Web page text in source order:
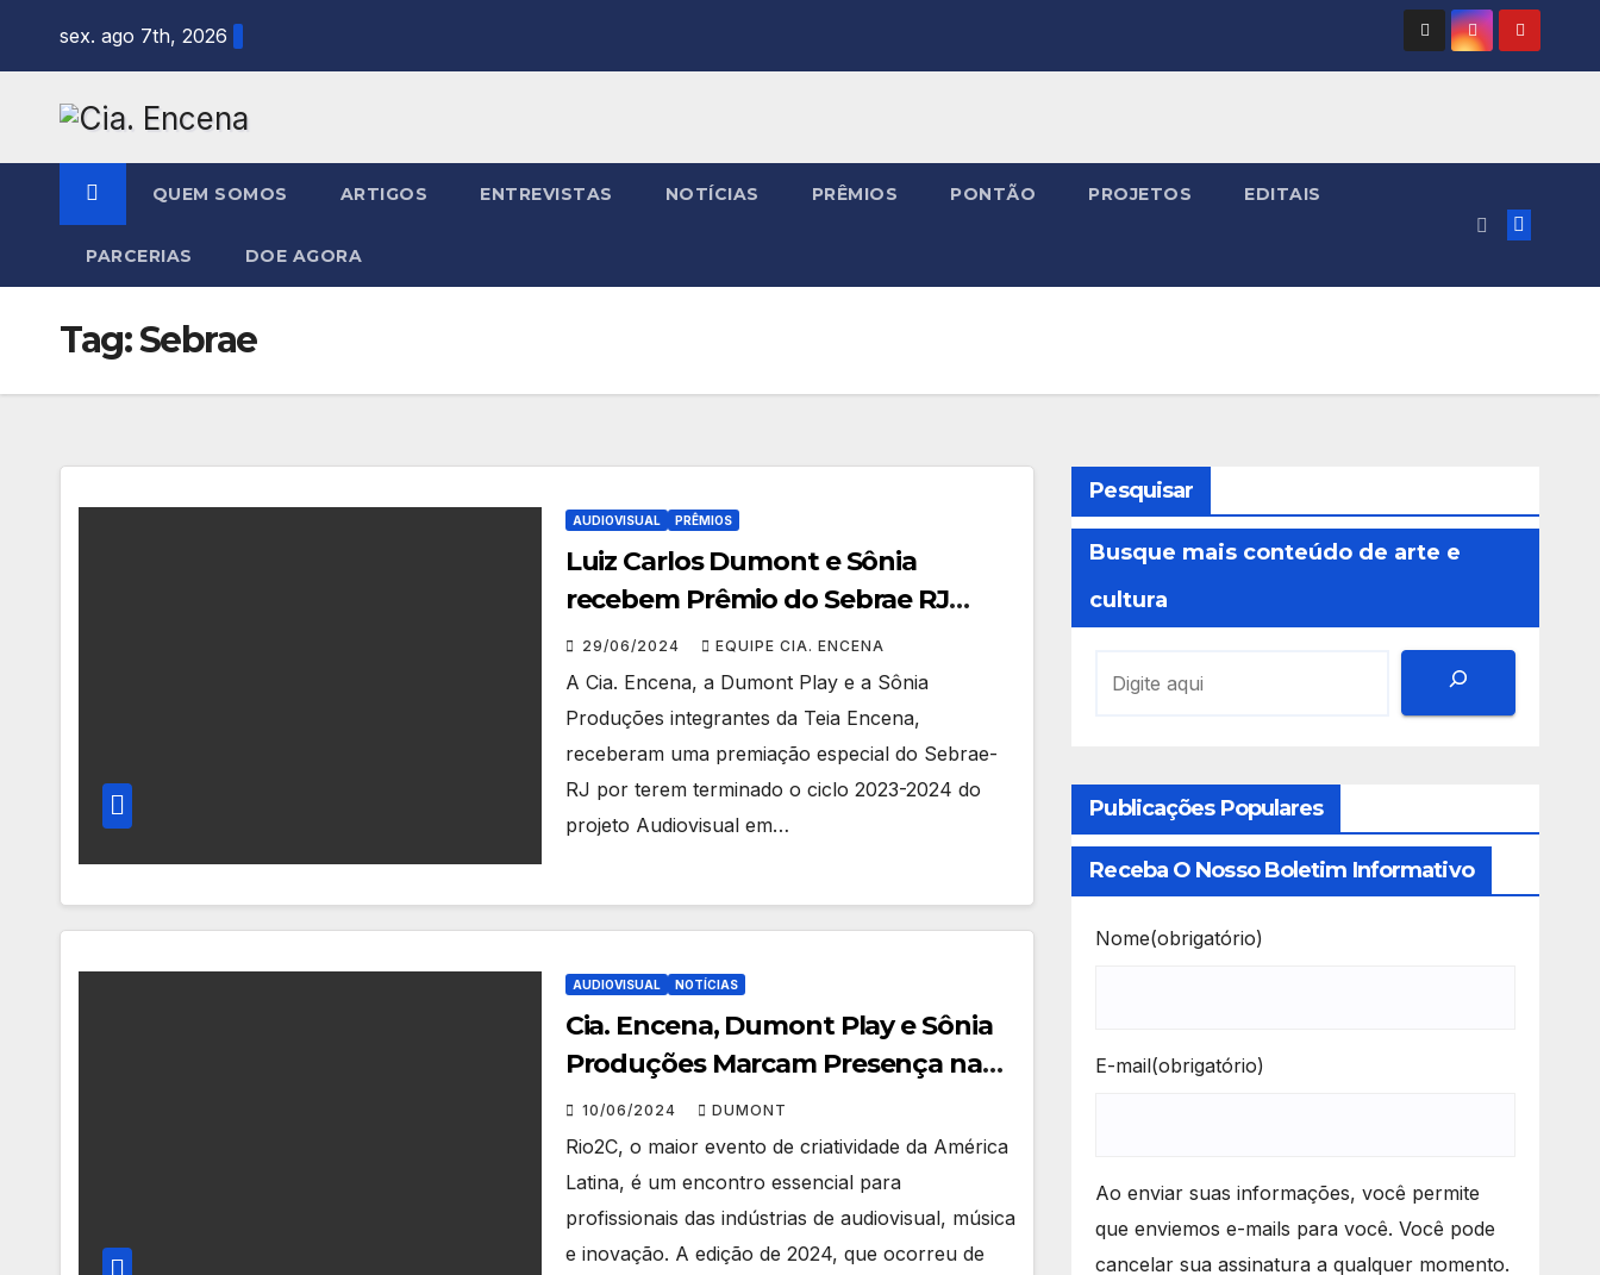
sex. ago 7th, 2026
QUEM SOMOS ARTIGOS ENTREVISTAS NOTÍCIAS PRÊMIOS PONTÃO PROJETOS EDITAIS
PARCERIAS DOE AGORA
Tag:Sebrae
AUDIOVISUAL PRÊMIOS
Luiz Carlos Dumont e Sônia
recebem Prêmio do Sebrae RJ
representando o coletivo Cia.
Encena / Dumont Play / Sônia
Produções
29/06/2024 EQUIPE CIA. ENCENA
A Cia. Encena, a Dumont Play e a Sônia
Produções integrantes da Teia Encena,
receberam uma premiação especial do Sebrae-
RJ por terem terminado o ciclo 2023-2024 do
projeto Audiovisual em…
AUDIOVISUAL NOTÍCIAS
Cia. Encena, Dumont Play e Sônia
Produções Marcam Presença na
Rio2C
10/06/2024 DUMONT
Rio2C, o maior evento de criatividade da América
Latina, é um encontro essencial para
profissionais das indústrias de audiovisual, música
e inovação. A edição de 2024, que ocorreu de
Pesquisar
Busque mais conteúdo de arte e
cultura
Publicações Populares
Receba O Nosso Boletim Informativo
Nome(obrigatório)
E-mail(obrigatório)
Ao enviar suas informações, você permite
que enviemos e-mails para você. Você pode
cancelar sua assinatura a qualquer momento.